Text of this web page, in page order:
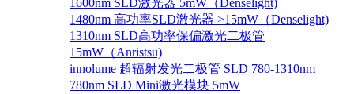
1600nm SLD激光器 5mW（Denselight)
1480nm 高功率SLD激光器 >15mW（Denselight)
1310nm SLD高功率保偏激光二极管
15mW（Anristsu)
innolume 超辐射发光二极管 SLD 780-1310nm
780nm SLD Mini激光模块 5mW